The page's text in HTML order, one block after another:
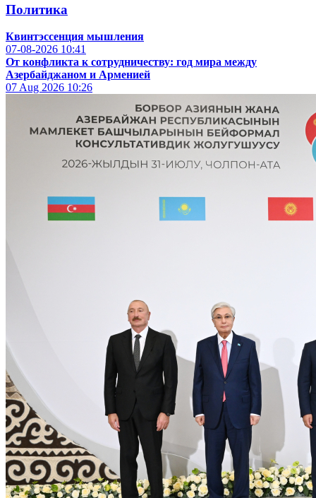
Политика
Квинтэссенция мышления
07-08-2026 10:41
От конфликта к сотрудничеству: год мира между
Азербайджаном и Арменией
07 Aug 2026 10:26